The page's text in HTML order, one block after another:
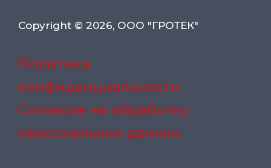
Copyright © 2026, ООО "ГРОТЕК"
Политика
конфиденциальности
Согласие на обработку
персональных данных